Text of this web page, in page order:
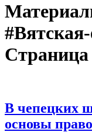
Страница
В чепецких
основы